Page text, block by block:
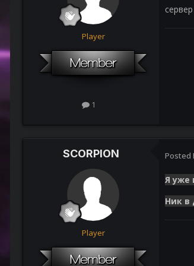
Player
1
SCORPION
Player
Posted
Я уже
Ник в